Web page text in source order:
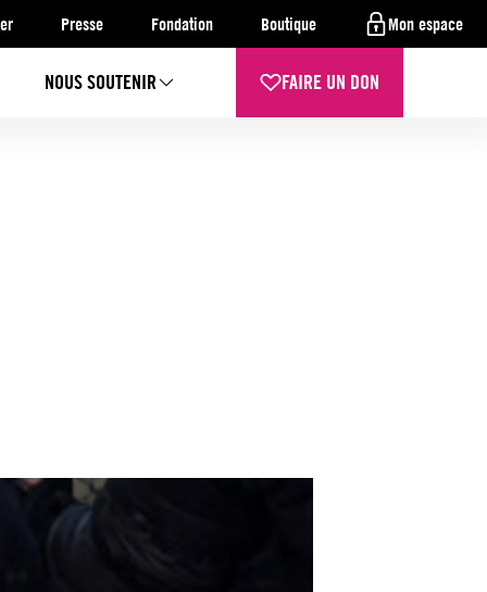
Presse Fondation Boutique Mon espace
NOUS SOUTENIR FAIRE UN DON